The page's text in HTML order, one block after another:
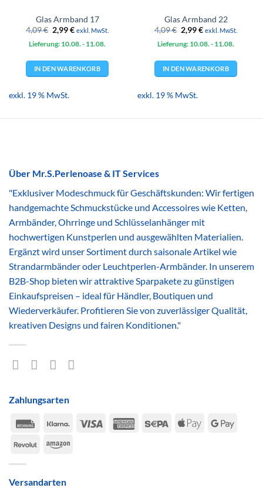
Glas Armband 17
4,09€ Ursprünglicher
Preis
war:
2,99€Aktueller
ist:
exkl. MwSt.
Lieferung: 10.08. - 11.08.
IN DEN WARENKORB
exkl. 19 % MwSt.
Glas Armband 22
4,09€ Ursprünglicher
Preis
war:
2,99€Aktueller
ist:
exkl. MwSt.
Lieferung: 10.08. - 11.08.
IN DEN WARENKORB
exkl. 19 % MwSt.
Über Mr.S.Perlenoase & IT Services
"Exklusiver Modeschmuck für Geschäftskunden: Wir fertigen
handgemachte Schmuckstücke und Accessoires wie Ketten,
Armbänder, Ohrringe und Schlüsselanhänger mit
hochwertigen Kunstperlen und ausgewählten Materialien.
Ergänzt wird unser Sortiment durch saisonale Artikel wie
Strandarmbänder oder Leuchtperlen-Armbänder. In unserem
B2B-Shop bieten wir attraktive Sparpakete zu günstigen
Einkaufspreisen – ideal für Händler, Boutiquen und
Wiederverkäufer. Profitieren Sie von zuverlässiger Qualität,
kreativen Designs und fairen Konditionen."
Zahlungsarten
Rechung
Klarna Visa
American Sepa
Apple
Google
RevolutAmazon
Versandarten